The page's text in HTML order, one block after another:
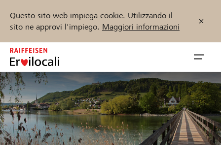
Questo sito web impiega cookie. Utilizzando il
sito ne approvi l'impiego. Maggiori informazioni
Zum
Inhalt
springen
öffnen
Trova progetti e organizzazioni
Inizia ora